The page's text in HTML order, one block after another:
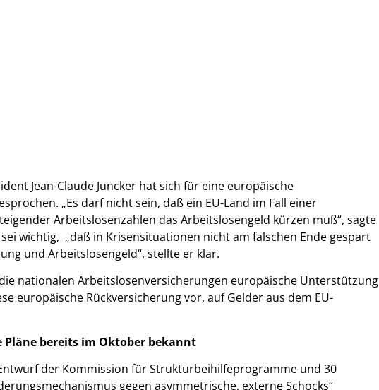
Jean-Claude Juncker hat sich für eine europäische
„Es darf nicht sein, daß ein EU-Land im Fall einer
Arbeitslosenzahlen das Arbeitslosengeld kürzen muß“, sagte
sei wichtig, „daß in Krisensituationen nicht am falschen Ende gespart
und Arbeitslosengeld“, stellte er klar.
nationalen Arbeitslosenversicherungen europäische Unterstützung
europäische Rückversicherung vor, auf Gelder aus dem EU-
Pläne bereits im Oktober bekannt
der Kommission für Strukturbeihilfeprogramme und 30
gegen asymmetrische, externe Schocks“